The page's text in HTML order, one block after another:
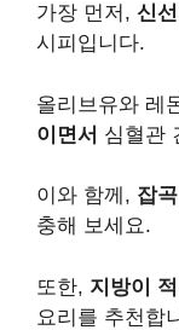
가장 먼저, 신
시피입니다.
올리브유와 레
이면서 심혈관
이와 함께, 잡
충해 보세요.
또한, 지방이
요리를 추천합